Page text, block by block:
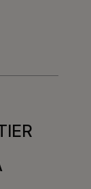
sijoitusten